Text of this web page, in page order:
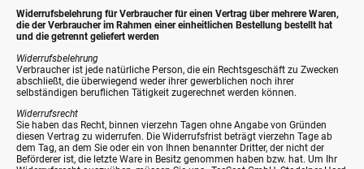
Widerrufsbelehrung für Verbraucher für einen Vertrag über mehrere Waren,
die der Verbraucher im Rahmen einer einheitlichen Bestellung bestellt hat
und die getrennt geliefert werden
Widerrufsbelehrung
Verbraucher ist jede natürliche Person, die ein Rechtsgeschäft zu Zwecken
abschließt, die überwiegend weder ihrer gewerblichen noch ihrer
selbständigen beruflichen Tätigkeit zugerechnet werden können.
Widerrufsrecht
Sie haben das Recht, binnen vierzehn Tagen ohne Angabe von Gründen
diesen Vertrag zu widerrufen. Die Widerrufsfrist beträgt vierzehn Tage ab
dem Tag, an dem Sie oder ein von Ihnen benannter Dritter, der nicht der
Beförderer ist, die letzte Ware in Besitz genommen haben bzw. hat. Um Ihr